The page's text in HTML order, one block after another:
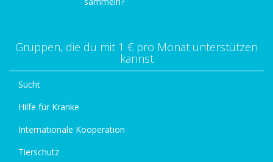
Gruppen, die du mit 1 € pro Monat unterstützen
kannst
Sucht
Hilfe für Kranke
Internationale Kooperation
Tierschutz